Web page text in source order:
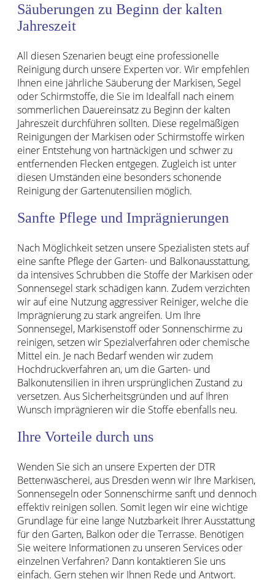
Säuberungen zu Beginn der kalten
Jahreszeit
All diesen Szenarien beugt eine professionelle
Reinigung durch unsere Experten vor. Wir empfehlen
Ihnen eine jährliche Säuberung der Markisen, Segel
oder Schirmstoffe, die Sie im Idealfall nach einem
sommerlichen Dauereinsatz zu Beginn der kalten
Jahreszeit durchführen sollten. Diese regelmäßigen
Reinigungen der Markisen oder Schirmstoffe wirken
einer Entstehung von hartnäckigen und schwer zu
entfernenden Flecken entgegen. Zugleich ist unter
diesen Umständen eine besonders schonende
Reinigung der Gartenutensilien möglich.
Sanfte Pflege und Imprägnierungen
Nach Möglichkeit setzen unsere Spezialisten stets auf
eine sanfte Pflege der Garten- und Balkonausstattung,
da intensives Schrubben die Stoffe der Markisen oder
Sonnensegel stark schädigen kann. Zudem verzichten
wir auf eine Nutzung aggressiver Reiniger, welche die
Imprägnierung zu stark angreifen. Um Ihre
Sonnensegel, Markisenstoff oder Sonnenschirme zu
reinigen, setzen wir Spezialverfahren oder chemische
Mittel ein. Je nach Bedarf wenden wir zudem
Hochdruckverfahren an, um die Garten- und
Balkonutensilien in ihren ursprünglichen Zustand zu
versetzen. Aus Sicherheitsgründen und auf Ihren
Wunsch imprägnieren wir die Stoffe ebenfalls neu.
Ihre Vorteile durch uns
Wenden Sie sich an unsere Experten der DTR
Bettenwäscherei, aus Dresden wenn wir Ihre Markisen,
Sonnensegeln oder Sonnenschirme sanft und dennoch
effektiv reinigen sollen. Somit legen wir eine wichtige
Grundlage für eine lange Nutzbarkeit Ihrer Ausstattung
für den Garten, Balkon oder die Terrasse. Benötigen
Sie weitere Informationen zu unseren Services oder
einzelnen Verfahren? Dann kontaktieren Sie uns
einfach. Gern stehen wir Ihnen Rede und Antwort.